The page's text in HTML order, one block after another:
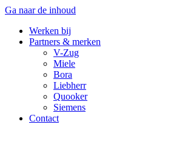
Ga naar de inhoud
Werken bij
Partners & merken
V-Zug
Miele
Bora
Liebherr
Quooker
Siemens
Contact